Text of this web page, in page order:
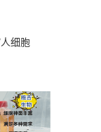
细胞